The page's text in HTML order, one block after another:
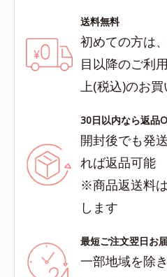
送料無料
初めての方は
目以降のご利
上(税込)のお
30日以内なら返品
開封後でも発
れば返品可能
※商品返送料
します
最短ご注文翌日お
一部地域を除